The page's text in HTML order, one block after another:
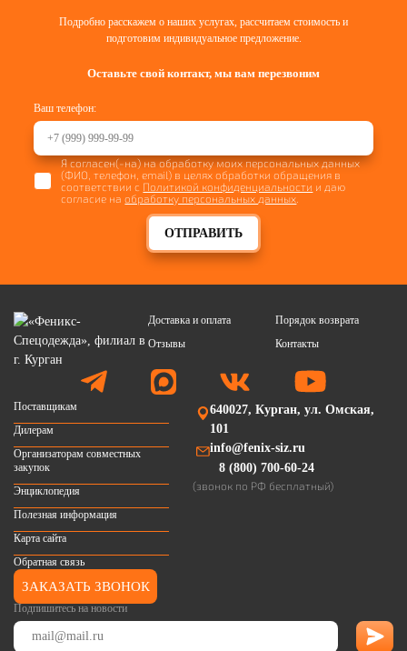
Подробно расскажем о наших услугах, рассчитаем стоимость и
подготовим индивидуальное предложение.
Оставьте свой контакт, мы вам перезвоним
Ваш телефон:
ОТПРАВИТЬ
Я согласен(-на) на обработку моих персональных данных
(ФИО, телефон, email) в целях обработки обращения в
соответствии с Политикой конфиденциальности и даю
согласие наобработку персональных данных
Доставка и оплата
Порядок возврата
Отзывы
Контакты
Подпишитесь на новости
Поставщикам
Дилерам
Организаторам совместных
закупок
Энциклопедия
Полезная информация
Карта сайта
Обратная связь
640027, Курган, ул. Омская,
101
info@fenix-siz.ru
8 (800) 700-60-24
(звонок по РФ бесплатный)
ЗАКАЗАТЬ ЗВОНОК